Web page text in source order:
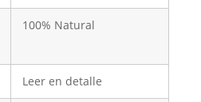
100% Natural
Leer en detalle